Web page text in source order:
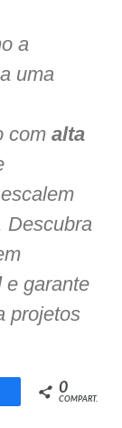
a
uma
com alta
Descubra
e garante
projetos
Compartilhar
0
COMPART.